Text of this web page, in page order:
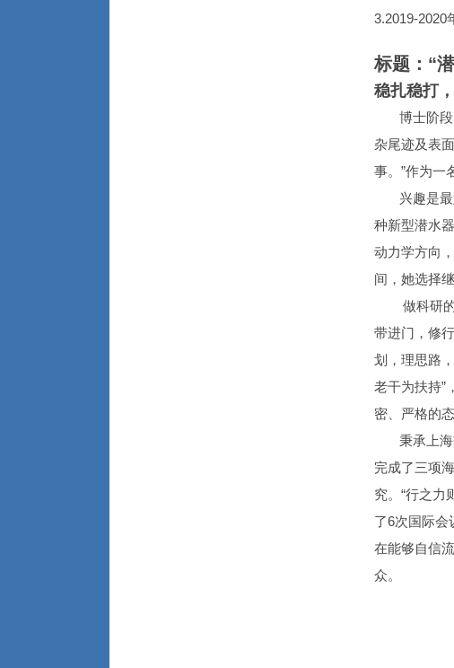
3.2019-2020
标题：“
稳扎稳打
博士阶段
杂尾迹及表
事。”作为一
兴趣是最
种新型潜水
动力学方向
间，她选择
做科研的
带进门，修
划，理思路
老干为扶持”
密、严格的态
秉承上海交
完成了三项
究。“行之力
了6次国际会
在能够自信
众。